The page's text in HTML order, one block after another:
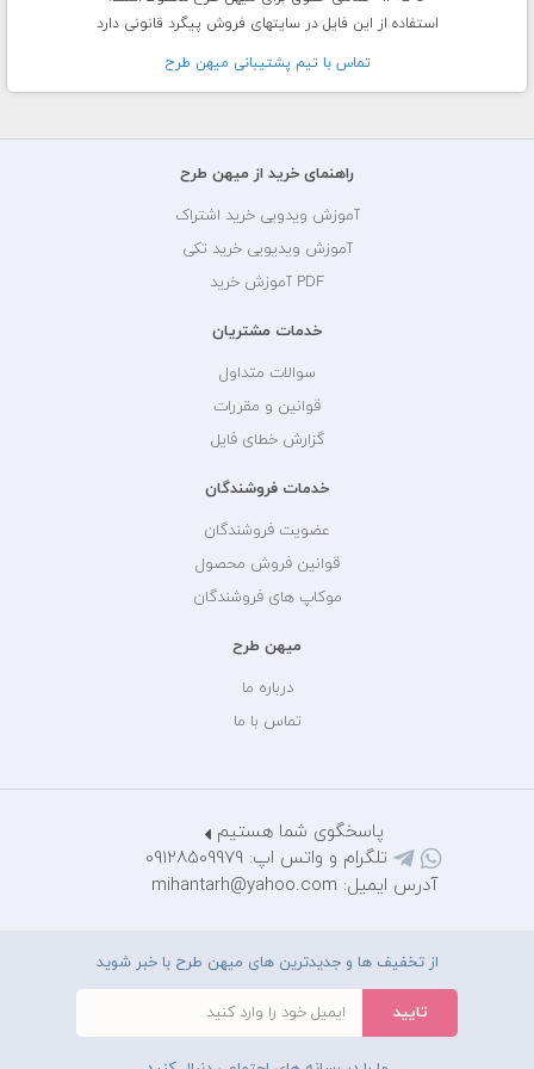
استفاده از این فایل در سایتهای فروش پیگرد قانونی دارد
تماس با تيم پشتيبانی ميهن طرح
راهنمای خرید از میهن طرح
آموزش ویدویی خرید اشتراک
آموزش ویدیویی خرید تکی
PDF آموزش خرید
خدمات مشتریان
سوالات متداول
قوانین و مقررات
گزارش خطای فایل
خدمات فروشندگان
عضویت فروشندگان
قوانین فروش محصول
موکاپ های فروشندگان
میهن طرح
درباره ما
تماس با ما
پاسخگوی شما هستیم
تلگرام و واتس اپ: 09128509979
آدرس ایمیل: mihantarh@yahoo.com
از تخفیف ها و جدیدترین های میهن طرح با خبر شوید